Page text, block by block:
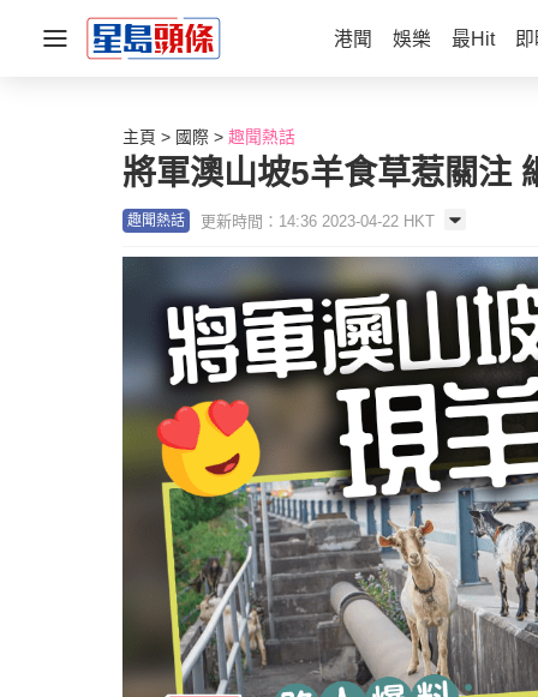
港聞 娛樂 最Hit
主頁 國際 趣聞熱話
將軍澳山坡5羊食草惹關注
趣聞熱話 更新時間：14:36 2023-04-22 HKT